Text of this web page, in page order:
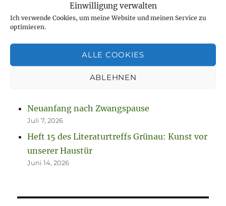
Einwilligung verwalten
Ich verwende Cookies, um meine Website und meinen Service zu
optimieren.
ALLE COOKIES
ABLEHNEN
Jetzt ist sie „drin“, die Anleitung zum
Fausthandschuhe stricken
Neue Projekte und viel zu werkeln
So spannend kann Leben sein.
Neuanfang nach Zwangspause
Juli 7, 2026
Heft 15 des Literaturtreffs Grünau: Kunst vor
unserer Haustür
Juni 14, 2026